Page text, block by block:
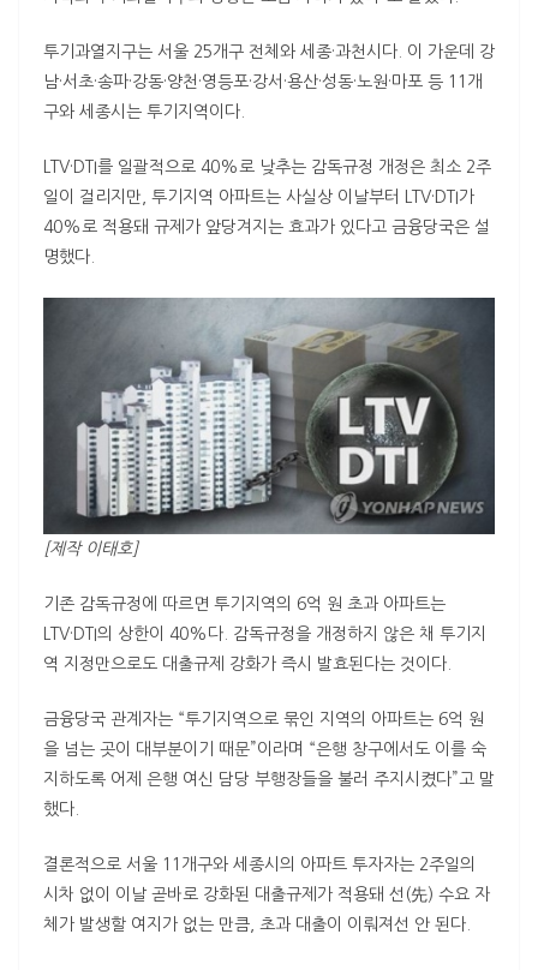
투기과열지구는 서울 25개구 전체와 세종·과천시다. 이 가운데 강
남·서초·송파·강동·양천·영등포·강서·용산·성동·노원·마포 등 11개
구와 세종시는 투기지역이다.
LTV· DTI를 일괄적으로 40%로 낮추는 감독규정 개정은 최소 2주
일이 걸리지만, 투기지역 아파트는 사실상 이날부터
LTV· DTI가
40%로 적용돼 규제가 앞당겨지는 효과가 있다고 금융당국은 설
명했다.
[제작 이태호]
기존 감독규정에 따르면 투기지역의 6억 원 초과 아파트는
LTV· DTI의 상한이 40%다. 감독규정을 개정하지 않은 채 투기지
역 지정만으로도 대출규제 강화가 즉시 발효된다는 것이다.
금융당국 관계자는 “투기지역으로 묶인 지역의 아파트는 6억 원
을 넘는 곳이 대부분이기 때문”이라며 “은행 창구에서도 이를 숙
지하도록 어제 은행 여신 담당 부행장들을 불러 주지시켰다”고 말
했다.
결론적으로 서울 11개구와 세종시의 아파트 투자자는 2주일의
시차 없이 이날 곧바로 강화된 대출규제가 적용돼 선(先) 수요 자
체가 발생할 여지가 없는 만큼, 초과 대출이 이뤄져선 안 된다.